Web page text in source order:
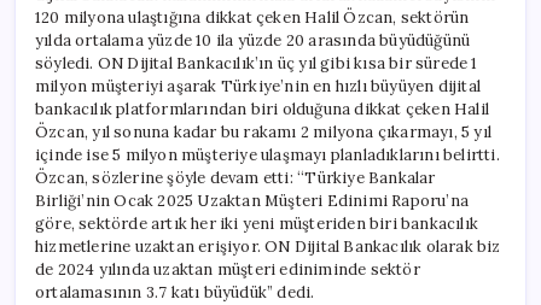
120 milyona ulaştığına dikkat çeken Halil Özcan, sektörün
yılda ortalama yüzde 10 ila yüzde 20 arasında büyüdüğünü
söyledi. ON Dijital Bankacılık’ın üç yıl gibi kısa bir sürede 1
milyon müşteriyi aşarak Türkiye’nin en hızlı büyüyen dijital
bankacılık platformlarından biri olduğuna dikkat çeken Halil
Özcan, yıl sonuna kadar bu rakamı 2 milyona çıkarmayı, 5 yıl
içinde ise 5 milyon müşteriye ulaşmayı planladıklarını belirtti.
Özcan, sözlerine şöyle devam etti: ‘‘Türkiye Bankalar
Birliği’nin Ocak 2025 Uzaktan Müşteri Edinimi Raporu’na
göre, sektörde artık her iki yeni müşteriden biri bankacılık
hizmetlerine uzaktan erişiyor. ON Dijital Bankacılık olarak biz
de 2024 yılında uzaktan müşteri ediniminde sektör
ortalamasının 3.7 katı büyüdük” dedi.